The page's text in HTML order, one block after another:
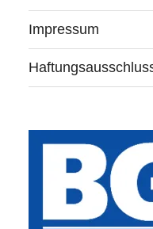
Impressum